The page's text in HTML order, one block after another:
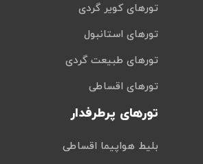
تورهای کویر گردی
تورهای استانبول
تورهای طبیعت گردی
تورهای اقساطی
تورهای پرطرفدار
بلیط هواپیما اقساطی